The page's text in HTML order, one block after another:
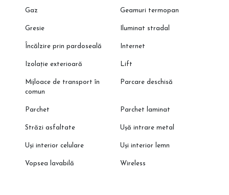
Gaz Geamuri termopan
Gresie Iluminat stradal
Încălzire prin pardoseală Internet
Izolație exterioară Lift
Mijloace de transport în
comun
Parcare deschisă
Parchet Parchet laminat
Străzi asfaltate Ușă intrare metal
Uși interior celulare Uși interior lemn
Vopsea lavabilă Wireless